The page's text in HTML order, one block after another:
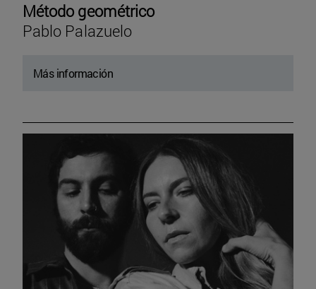
Método geométrico
Pablo Palazuelo
Más información